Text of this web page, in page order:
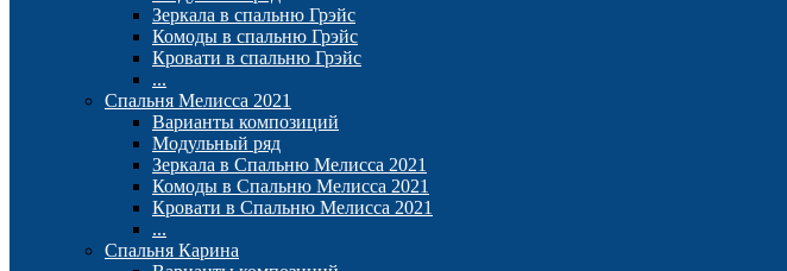
Зеркала в спальню Грэйс
Комоды в спальню Грэйс
Кровати в спальню Грэйс
...
Спальня Мелисса 2021
Варианты композиций
Модульный ряд
Зеркала в Спальню Мелисса 2021
Комоды в Спальню Мелисса 2021
Кровати в Спальню Мелисса 2021
...
Спальня Карина